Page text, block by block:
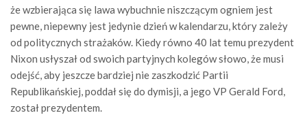
że wzbierająca się lawa wybuchnie niszczącym ogniem jest
pewne, niepewny jest jedynie dzień w kalendarzu, który zależy
od politycznych strażaków. Kiedy równo 40 lat temu prezydent
Nixon usłyszał od swoich partyjnych kolegów słowo, że musi
odejść, aby jeszcze bardziej nie zaszkodzić Partii
Republikańskiej, poddał się do dymisji, a jego VP Gerald Ford,
został prezydentem.